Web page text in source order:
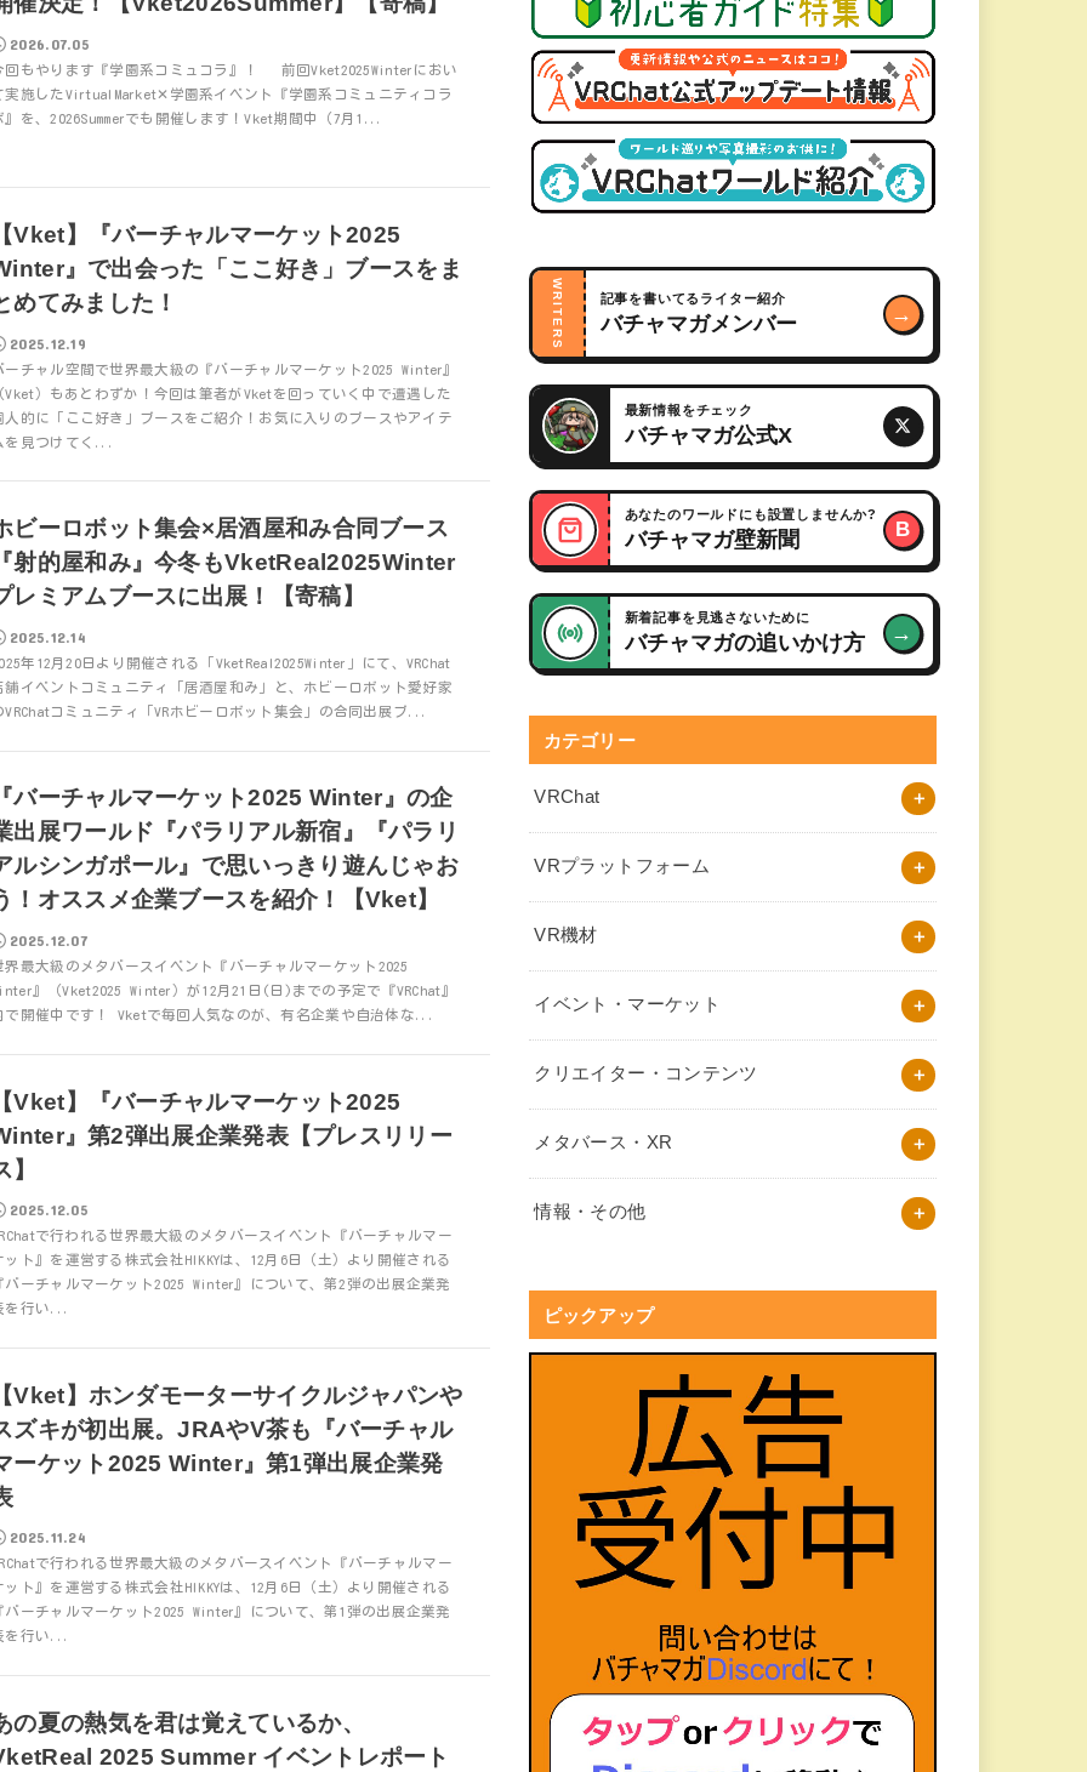
2026.07.05
回もやります『学園系コミュコラ』！ 前回Vket2025Winterにおい
実施したVirtualMarket✕学園系イベント『学園系コミュニティコラ
』を、2026Summerでも開催します！Vket期間中（7月1...
Vket】『バーチャルマーケット2025
』で出会った「ここ好き」ブースをま
めてみました！
2025.12.19
ーチャル空間で世界最大級の『バーチャルマーケット2025 Winter』
Vket）もあとわずか！今回は筆者がVketを回っていく中で遭遇した
人的に「ここ好き」ブースをご紹介！お気に入りのブースやアイテ
を見つけてく...
ビーロボット集会×居酒屋和み合同ブース
射的屋和み』今冬もVketReal2025Winter
レミアムブースに出展！【寄稿】
2025.12.14
年12月20日より開催される「VketReal2025Winter」にて、VRChat
舗イベントコミュニティ「居酒屋和み」と、ホビーロボット愛好家
VRChatコミュニティ「VRホビーロボット集会」の合同出展ブ...
バーチャルマーケット2025 Winter』の企
出展ワールド『パラリアル新宿』『パラリ
ルシンガポール』で思いっきり遊んじゃお
！オススメ企業ブースを紹介！【Vket】
2025.12.07
界最大級のメタバースイベント『バーチャルマーケット2025
』（Vket2025 Winter）が12月21日(日)までの予定で『VRChat』
で開催中です！ Vketで毎回人気なのが、有名企業や自治体な...
Vket】『バーチャルマーケット2025
』第2弾出展企業発表【プレスリリー
】
2025.12.05
で行われる世界最大級のメタバースイベント『バーチャルマー
ット』を運営する株式会社HIKKYは、12月6日（土）より開催される
バーチャルマーケット2025 Winter』について、第2弾の出展企業発
を行い...
Vket】ホンダモーターサイクルジャパンや
ズキが初出展。JRAやV茶も『バーチャル
ーケット2025 Winter』第1弾出展企業発
2025.11.24
で行われる世界最大級のメタバースイベント『バーチャルマー
ット』を運営する株式会社HIKKYは、12月6日（土）より開催される
バーチャルマーケット2025 Winter』について、第1弾の出展企業発
を行い...
の夏の熱気を君は覚えているか、
2025 Summer イベントレポート
WRITERS 記事を書いてるライター紹介
バチャマガメンバー →
最新情報をチェック
バチャマガ公式X
あなたのワールドにも設置しませんか?
バチャマガ壁新聞 B
新着記事を見逃さないために
バチャマガの追いかけ方 →
カテゴリー
VRChat
VRプラットフォーム
VR機材
イベント・マーケット
クリエイター・コンテンツ
メタバース・XR
情報・その他
ピックアップ